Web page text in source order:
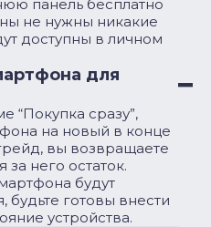
панель бесплатно
не нужны никакие
доступны в личном
для
“Покупка сразу”,
на новый в конце
вы возвращаете
него остаток.
будут
готовы внести
устройства.